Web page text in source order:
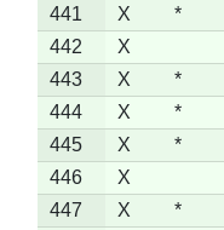
441
X *
442
X
443
X *
444
X *
445
X *
446
X
447
X *